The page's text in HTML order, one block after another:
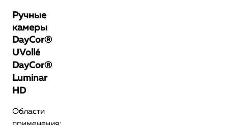
Ручные
камеры
DayCor®
UVollé
DayCor®
Luminar
HD
Области